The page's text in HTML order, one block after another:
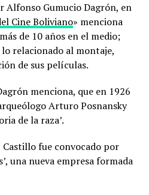
Alfonso Gumucio Dagrón, en
Cine Boliviano» menciona
de 10 años en el medio;
relacionado al montaje,
de sus películas.
menciona, que en 1926
Arturo Posnansky
de la raza’.
fue convocado por
una nueva empresa formada